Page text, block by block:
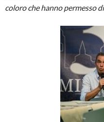
coloro che hanno permesso